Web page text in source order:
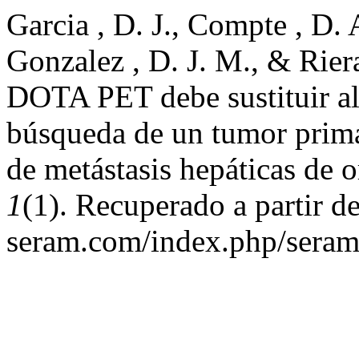
Garcia , D. J., Compte ,
Gonzalez , D. J. M., &
DOTA PET debe sustituir
búsqueda de un tumor
de metástasis hepáticas
1(1). Recuperado a partir
seram.com/index.php/